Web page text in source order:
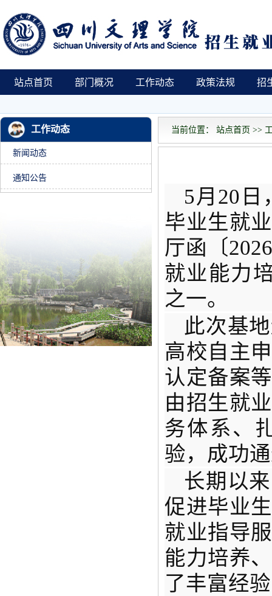
站点首页 部门概况 工作动态 政策法规 招
当前位置： 站点首页 >>
5月20日
毕业生就
厅函〔
就业能力
之一。
此次基
高校自主
认定备案
由招生就
务体系、
验，成功
长期以
促进毕业
就业指导
能力培养
了丰富经
工作动态
新闻动态
通知公告